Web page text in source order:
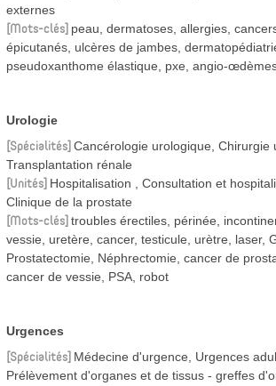
externes
Mots-clés peau, dermatoses, allergies,
épicutanés, ulcères de jambes,
pseudoxanthome élastique, pxe, angio-
Urologie
Spécialités Cancérologie urologique, Chirurgie
Transplantation rénale
Unités Hospitalisation
Consultation et
Clinique de la prostate
Mots-clés troubles érectiles, périnée,
vessie, uretère, cancer, testicule, urètre, laser,
Prostatectomie, Néphrectomie, cancer de
cancer de vessie, PSA, robot
Urgences
Spécialités Médecine d'urgence, Urgences
Prélèvement d'organes et de tissus - greffes